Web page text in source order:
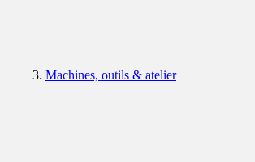
Machines, outils & atelier